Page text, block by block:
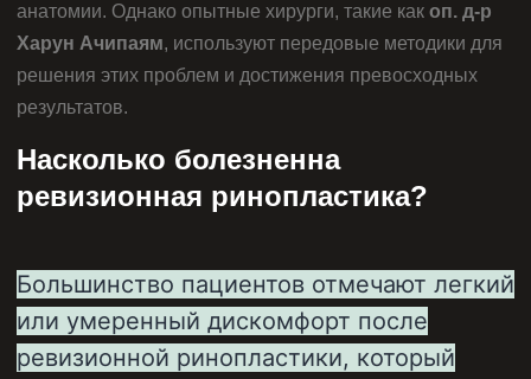
анатомии. Однако опытные хирурги, такие как оп. д-р
Харун Ачипаям, используют передовые методики для
решения этих проблем и достижения превосходных
результатов.
Насколько болезненна
ревизионная ринопластика?
Большинство пациентов отмечают легкий
или умеренный дискомфорт после
ревизионной ринопластики, который